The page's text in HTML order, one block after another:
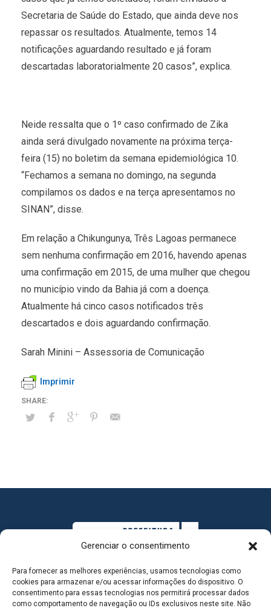
Gerenciar o consentimento
Para fornecer as melhores experiências, usamos tecnologias como
cookies para armazenar e/ou acessar informações do dispositivo. O
consentimento para essas tecnologias nos permitirá processar dados
como comportamento de navegação ou IDs exclusivos neste site. Não
Secretaria de Saúde do Estado, que ainda deve nos
repassar os resultados. Atualmente, temos 14
notificações aguardando resultado e já foram
descartadas laboratorialmente 20 casos”, explica.
Neide ressalta que o 1º caso confirmado de Zika
ainda será divulgado novamente na próxima terça-
feira (15) no boletim da semana epidemiológica 10.
“Fechamos a semana no domingo, na segunda
compilamos os dados e na terça apresentamos no
SINAN”, disse.
Em relação a Chikungunya, Três Lagoas permanece
sem nenhuma confirmação em 2016, havendo apenas
uma confirmação em 2015, de uma mulher que chegou
no município vindo da Bahia já com a doença.
Atualmente há cinco casos notificados três
descartados e dois aguardando confirmação.
Sarah Minini – Assessoria de Comunicação
Imprimir